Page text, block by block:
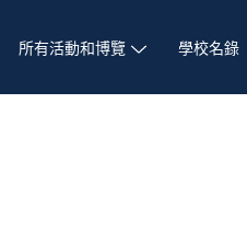
所有活動和博覽 學校名錄